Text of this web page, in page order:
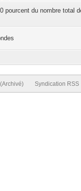
pourcent du nombre total
Syndication RSS